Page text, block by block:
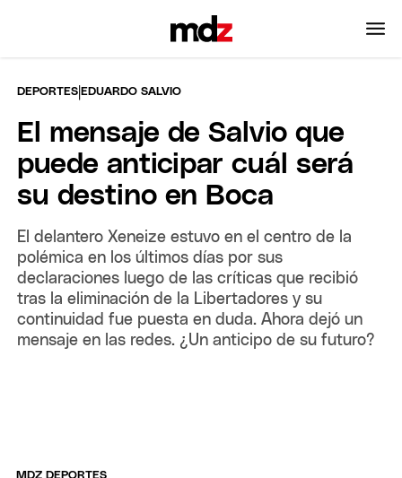
DEPORTES |EDUARDO SALVIO
El mensaje de Salvio que
puede anticipar cuál será
su destino en Boca
El delantero Xeneize estuvo en el centro de la
polémica en los últimos días por sus
declaraciones luego de las críticas que recibió
tras la eliminación de la Libertadores y su
continuidad fue puesta en duda. Ahora dejó un
mensaje en las redes. ¿Un anticipo de su futuro?